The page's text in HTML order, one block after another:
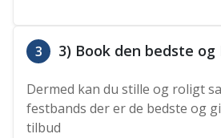
3 3) Book den bedste og
Dermed kan du stille og roligt
festbands der er de bedste og
tilbud